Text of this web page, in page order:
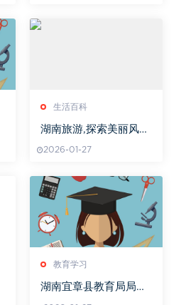
生活百科
湖南旅游,探索美丽风
2026-01-27
教育学习
湖南宜章县教育局局长